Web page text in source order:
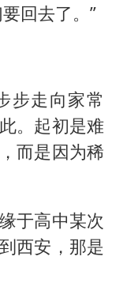
回去了。”
步走向家常
。起初是难
而是因为稀
于高中某次
西安，那是